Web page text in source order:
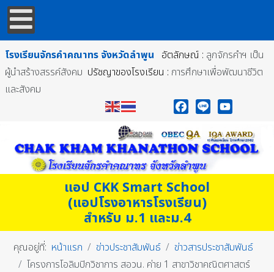
โรงเรียนจักรคำคณาทร จังหวัดลำพูน อัตลักษณ์ : ลูกจักรคำฯ เป็น
ผู้นำสร้างสรรค์สังคม ปรัชญาของโรงเรียน : การศึกษาเพื่อพัฒนาชีวิต
และสังคม
แอป CKK Smart School
(แอปโรงอาหารโรงเรียน)
สำหรับ ม.1 และม.4
คุณอยู่ที่: หน้าแรก ข่าวประชาสัมพันธ์
ข่าวสารประชาสัมพันธ์
โครงการโอลิมปิกวิชาการ สอวน. ค่าย 1 สาขาวิชาคณิตศาสตร์